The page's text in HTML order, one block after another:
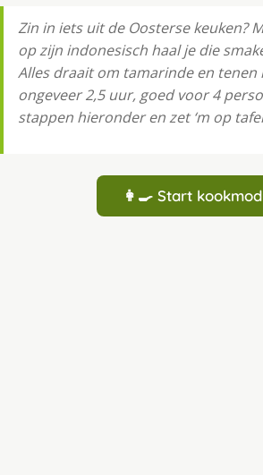
Zin in iets uit de Oosterse keuken?
op zijn indonesisch haal je die
Alles draait om tamarinde en tenen
ongeveer 2,5 uur, goed voor 4
stappen hieronder en zet ‘m op
👩‍🍳 Start